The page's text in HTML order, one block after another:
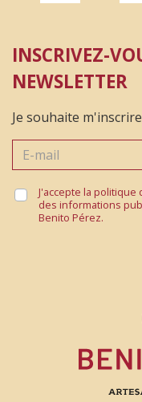
INSCRIVEZ-
NEWSLETTER
Je souhaite
J'accepte la
des informations
Benito Pérez.